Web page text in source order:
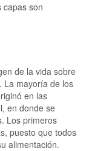
capas son
de la vida sobre
La mayoría de los
en las
en donde se
Los primeros
puesto que todos
alimentación.